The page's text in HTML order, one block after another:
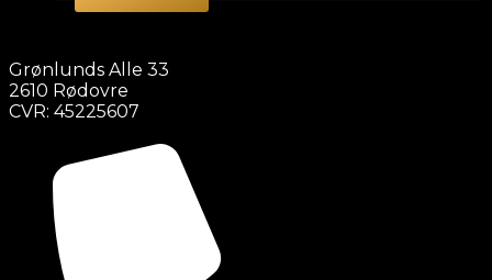
Grønlunds Alle 33
2610 Rødovre
CVR: 45225607